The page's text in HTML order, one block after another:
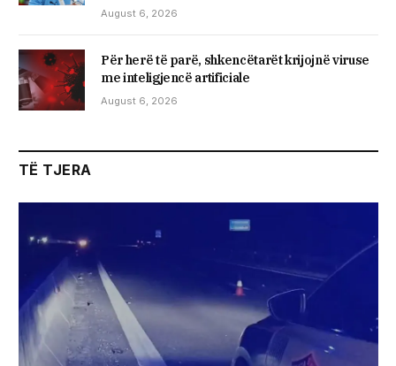
August 6, 2026
Për herë të parë, shkencëtarët krijojnë viruse
me inteligjencë artificiale
August 6, 2026
TË TJERA